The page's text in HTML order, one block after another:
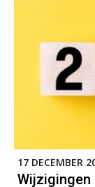
17 DECEMBER
Wijzigingen
11
AUG
AUG